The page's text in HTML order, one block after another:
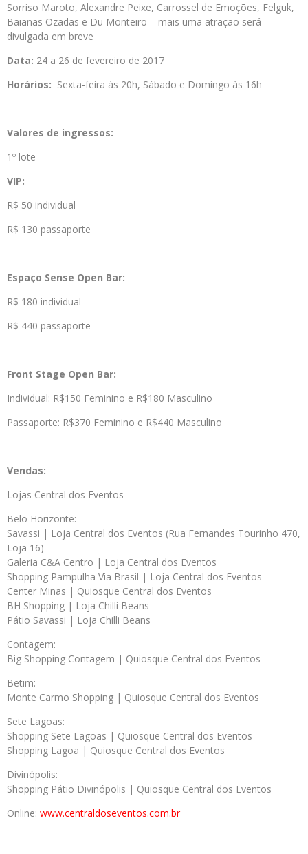
Sorriso Maroto, Alexandre Peixe, Carrossel de Emoções, Felguk,
Baianas Ozadas e Du Monteiro – mais uma atração será
divulgada em breve
Data: 24 a 26 de fevereiro de 2017
Horários: Sexta-feira às 20h, Sábado e Domingo às 16h
Valores de ingressos:
1º lote
VIP:
R$ 50 individual
R$ 130 passaporte
Espaço Sense Open Bar:
R$ 180 individual
R$ 440 passaporte
Front Stage Open Bar:
Individual: R$150 Feminino e R$180 Masculino
Passaporte: R$370 Feminino e R$440 Masculino
Vendas:
Lojas Central dos Eventos
Belo Horizonte:
Savassi | Loja Central dos Eventos (Rua Fernandes Tourinho 470,
Loja 16)
Galeria C&A Centro | Loja Central dos Eventos
Shopping Pampulha Via Brasil | Loja Central dos Eventos
Center Minas | Quiosque Central dos Eventos
BH Shopping | Loja Chilli Beans
Pátio Savassi | Loja Chilli Beans
Contagem:
Big Shopping Contagem | Quiosque Central dos Eventos
Betim:
Monte Carmo Shopping | Quiosque Central dos Eventos
Sete Lagoas:
Shopping Sete Lagoas | Quiosque Central dos Eventos
Shopping Lagoa | Quiosque Central dos Eventos
Divinópolis:
Shopping Pátio Divinópolis | Quiosque Central dos Eventos
Online: www.centraldoseventos.com.br